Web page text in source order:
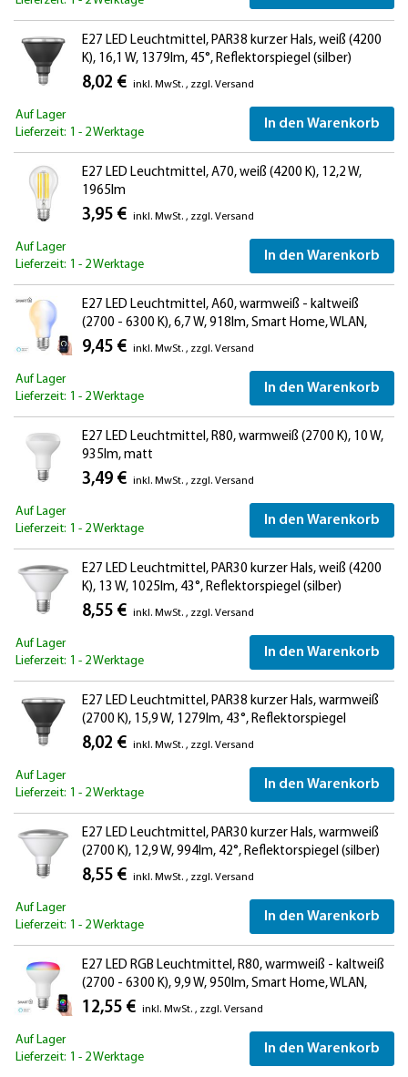
E27 LED Leuchtmittel, PAR38 kurzer Hals, weiß (4200
K), 16,1 W, 1379lm, 45°, Reflektorspiegel (silber)
8,02 € inkl. MwSt. , zzgl. Versand
Auf Lager
Lieferzeit: 1 - 2 Werktage
In den Warenkorb
E27 LED Leuchtmittel, A70, weiß (4200 K), 12,2 W,
1965lm
3,95 € inkl. MwSt. , zzgl. Versand
Auf Lager
Lieferzeit: 1 - 2 Werktage
In den Warenkorb
E27 LED Leuchtmittel, A60, warmweiß - kaltweiß
(2700 - 6300 K), 6,7 W, 918lm, Smart Home, WLAN,
Alexa, Milchglas
9,45 € inkl. MwSt. , zzgl. Versand
Auf Lager
Lieferzeit: 1 - 2 Werktage
In den Warenkorb
E27 LED Leuchtmittel, R80, warmweiß (2700 K), 10 W,
935lm, matt
3,49 € inkl. MwSt. , zzgl. Versand
Auf Lager
Lieferzeit: 1 - 2 Werktage
In den Warenkorb
E27 LED Leuchtmittel, PAR30 kurzer Hals, weiß (4200
K), 13 W, 1025lm, 43°, Reflektorspiegel (silber)
8,55 € inkl. MwSt. , zzgl. Versand
Auf Lager
Lieferzeit: 1 - 2 Werktage
In den Warenkorb
E27 LED Leuchtmittel, PAR38 kurzer Hals, warmweiß
(2700 K), 15,9 W, 1279lm, 43°, Reflektorspiegel
(silber)
8,02 € inkl. MwSt. , zzgl. Versand
Auf Lager
Lieferzeit: 1 - 2 Werktage
In den Warenkorb
E27 LED Leuchtmittel, PAR30 kurzer Hals, warmweiß
(2700 K), 12,9 W, 994lm, 42°, Reflektorspiegel (silber)
8,55 € inkl. MwSt. , zzgl. Versand
Auf Lager
Lieferzeit: 1 - 2 Werktage
In den Warenkorb
E27 LED RGB Leuchtmittel, R80, warmweiß - kaltweiß
(2700 - 6300 K), 9,9 W, 950lm, Smart Home, WLAN,
Alexa, matt
12,55 € inkl. MwSt. , zzgl. Versand
Auf Lager
Lieferzeit: 1 - 2 Werktage
In den Warenkorb